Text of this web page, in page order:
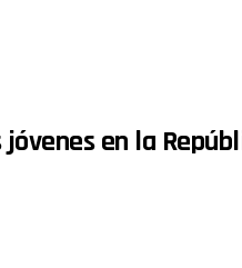
en la